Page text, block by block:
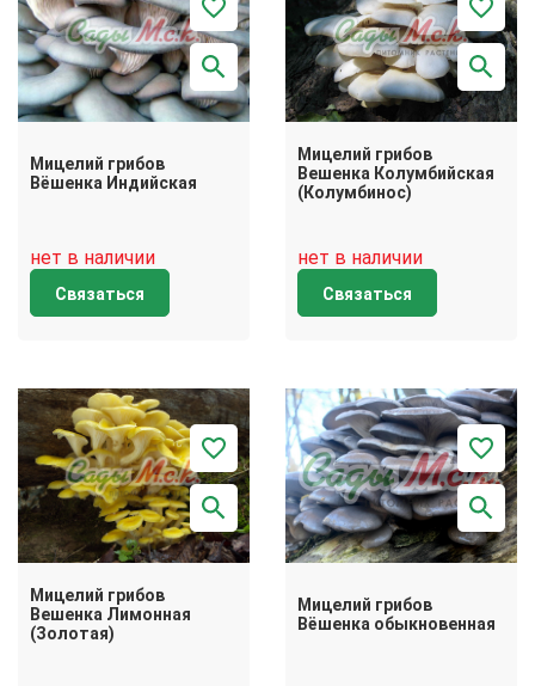
Мицелий грибов
Вёшенка Индийская
нет в наличии
Связаться
Мицелий грибов
Вешенка Колумбийская
(Колумбинос)
нет в наличии
Связаться
Мицелий грибов
Вешенка Лимонная
(Золотая)
Мицелий грибов
Вёшенка обыкновенная